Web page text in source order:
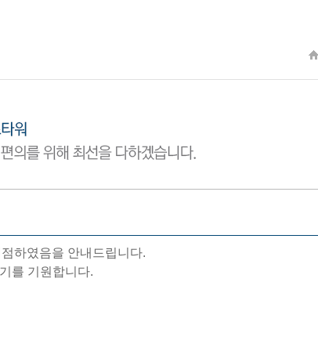
하였음을 안내드립니다.
를 기원합니다.